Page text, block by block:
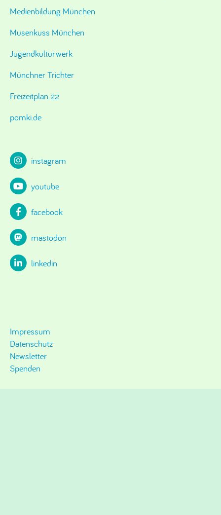
Medienbildung München
Musenkuss München
Jugendkulturwerk
Münchner Trichter
Freizeitplan 22
pomki.de
instagram
youtube
facebook
mastodon
linkedin
Impressum
Datenschutz
Newsletter
Spenden